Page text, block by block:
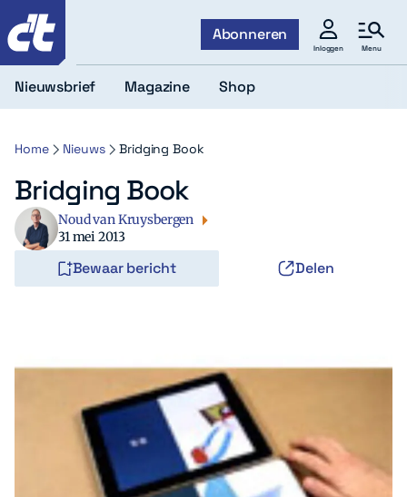
Abonneren
Inloggen Menu
Nieuwsbrief Magazine Shop
Home Nieuws Bridging Book
Bridging Book
Noud van Kruysbergen
31 mei 2013
Bewaar bericht Delen